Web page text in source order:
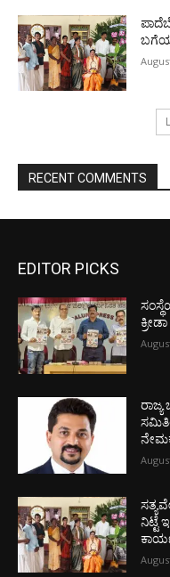
ಬಗೆಯ
RECENT COMMENTS
EDITOR PICKS
ನಿಟ್ಟೆ